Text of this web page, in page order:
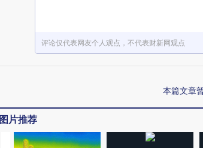
评论仅代表网友个人观点，不代表财新网观点
本篇文章
图片推荐